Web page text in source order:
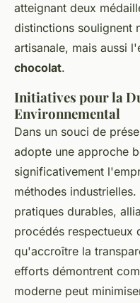
atteignant deux
distinctions soulignent
artisanale, mais aussi
chocolat.
Initiatives pour la
Environnemental
Dans un souci de
adopte une approche
significativement
méthodes
pratiques durables,
procédés respectueux
qu'accroître la
efforts démontrent
moderne peut